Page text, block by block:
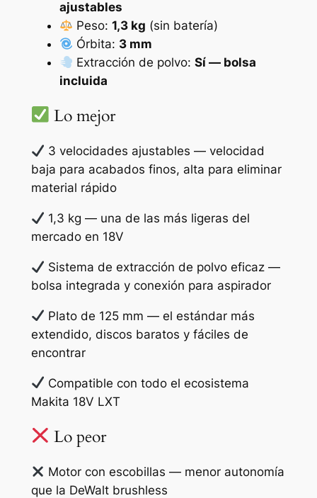
ajustables
Peso: 1,3 kg (sin batería)
Órbita: 3 mm
Extracción de polvo: Sí — bolsa
incluida
Lo mejor
3 velocidades ajustables — velocidad
baja para acabados finos, alta para eliminar
material rápido
1,3 kg — una de las más ligeras del
mercado en 18V
Sistema de extracción de polvo eficaz —
bolsa integrada y conexión para aspirador
Plato de 125 mm — el estándar más
extendido, discos baratos y fáciles de
encontrar
Compatible con todo el ecosistema
Makita 18V LXT
Lo peor
Motor con escobillas — menor autonomía
que la DeWalt brushless